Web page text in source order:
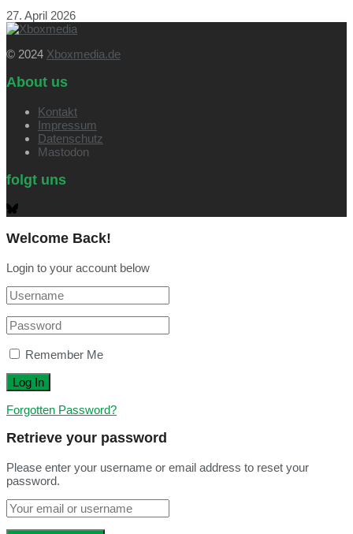
27. April 2026
© 2024 Xboxmedia.de
About us
Kontakt
Impressum
Datenschutz
Mastodon
folgt uns
Welcome Back!
Login to your account below
Remember Me
Forgotten Password?
Retrieve your password
Please enter your username or email address to reset your
password.